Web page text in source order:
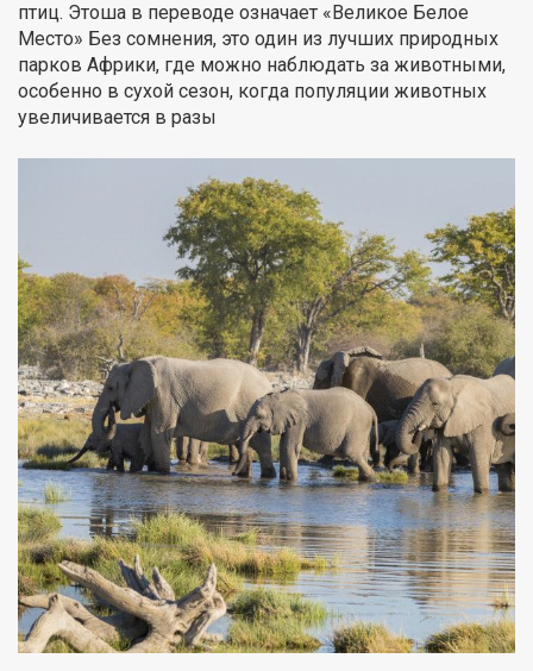
птиц. Этоша в переводе означает «Великое Белое
Место» Без сомнения, это один из лучших природных
парков Африки, где можно наблюдать за животными,
особенно в сухой сезон, когда популяции животных
увеличивается в разы